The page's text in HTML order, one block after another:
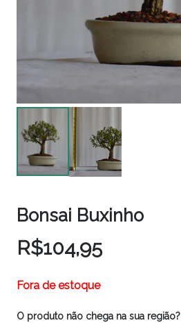
Bonsai Buxinho
R$104,95
Fora de estoque
O produto não chega na sua região?